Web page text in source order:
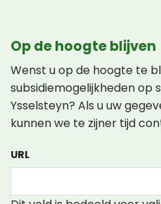
Op de hoogte blijven
Wenst u op de hoogte te
subsidiemogelijkheden op
Ysselsteyn? Als u uw
kunnen we te zijner tijd
URL